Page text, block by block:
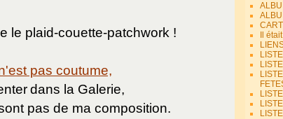
le plaid-couette-patchwork !
pas coutume,
dans la Galerie,
pas de ma composition.
Il